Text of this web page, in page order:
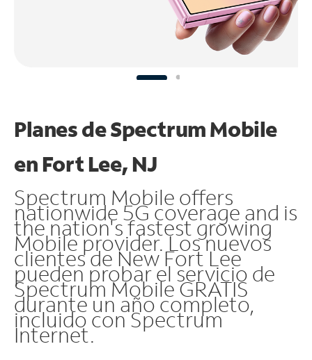
Planes de Spectrum Mobile
en Fort Lee, NJ
Spectrum Mobile offers
nationwide 5G coverage and is
the nation's fastest growing
Mobile provider. Los nuevos
clientes de New Fort Lee
pueden probar el servicio de
Spectrum Mobile GRATIS
durante un año completo,
incluido con Spectrum
Internet.